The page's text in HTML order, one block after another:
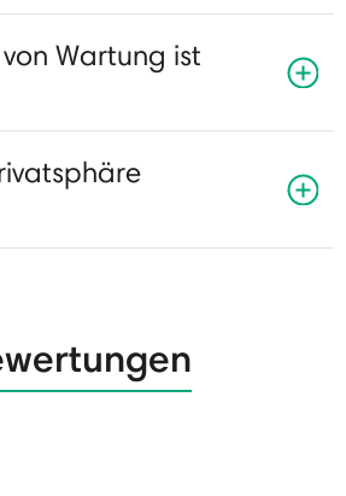
Wartung ist